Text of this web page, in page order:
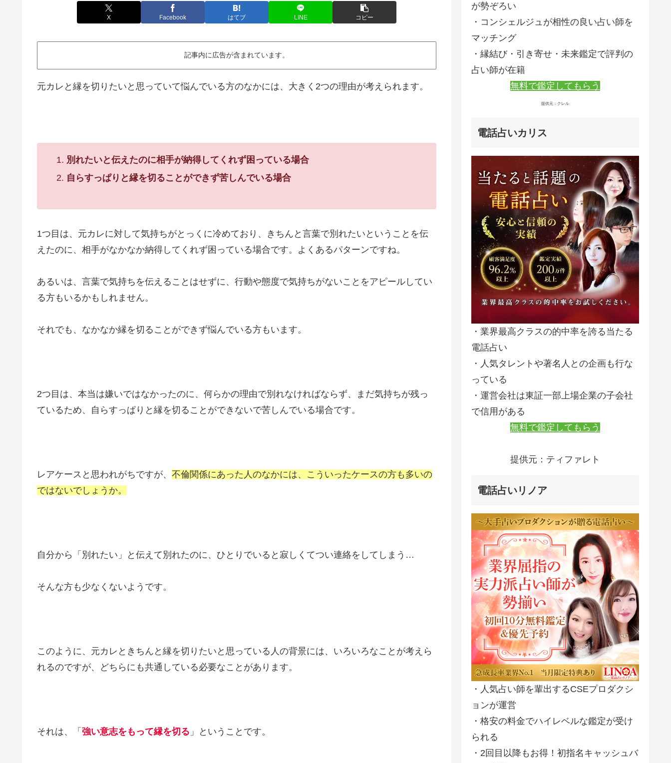
X Facebook はてブ LINE コピー
記事内に広告が含まれています。
元カレと縁を切りたいと思っていて悩んでいる方のなかには、大きく2つの理由が考えられます。
別れたいと伝えたのに相手が納得してくれず困っている場合
自らすっぱりと縁を切ることができず苦しんでいる場合
1つ目は、元カレに対して気持ちがとっくに冷めており、きちんと言葉で別れたいということを伝
えたのに、相手がなかなか納得してくれず困っている場合です。よくあるパターンですね。
あるいは、言葉で気持ちを伝えることはせずに、行動や態度で気持ちがないことをアピールしてい
る方もいるかもしれません。
それでも、なかなか縁を切ることができず悩んでいる方もいます。
2つ目は、本当は嫌いではなかったのに、何らかの理由で別れなければならず、まだ気持ちが残っ
ているため、自らすっぱりと縁を切ることができないで苦しんでいる場合です。
レアケースと思われがちですが、 不倫関係にあった人のなかには、こういったケースの方も多いの
ではないでしょうか。
自分から「別れたい」と伝えて別れたのに、ひとりでいると寂しくてつい連絡をしてしまう…
そんな方も少なくないようです。
このように、元カレときちんと縁を切りたいと思っている人の背景には、いろいろなことが考えら
れるのですが、どちらにも共通している必要なことがあります。
それは、「 強い意志をもって縁を切る 」ということです。
が勢ぞろい
・コンシェルジュが相性の良い占い師を
マッチング
・縁結び・引き寄せ・未来鑑定で評判の
占い師が在籍
無料で鑑定してもらう
提供元：クレル
電話占いカリス
・業界最高クラスの的中率を誇る当たる
電話占い
・人気タレントや著名人との企画も行な
っている
・運営会社は東証一部上場企業の子会社
で信用がある
無料で鑑定してもらう
提供元：ティファレト
電話占いリノア
・人気占い師を輩出するCSEプロダクシ
ョンが運営
・格安の料金でハイレベルな鑑定が受け
られる
・2回目以降もお得！初指名キャッシュバ